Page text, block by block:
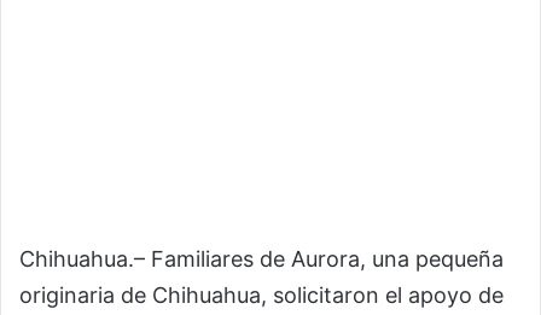
Chihuahua.– Familiares de Aurora, una pequeña
originaria de Chihuahua, solicitaron el apoyo de